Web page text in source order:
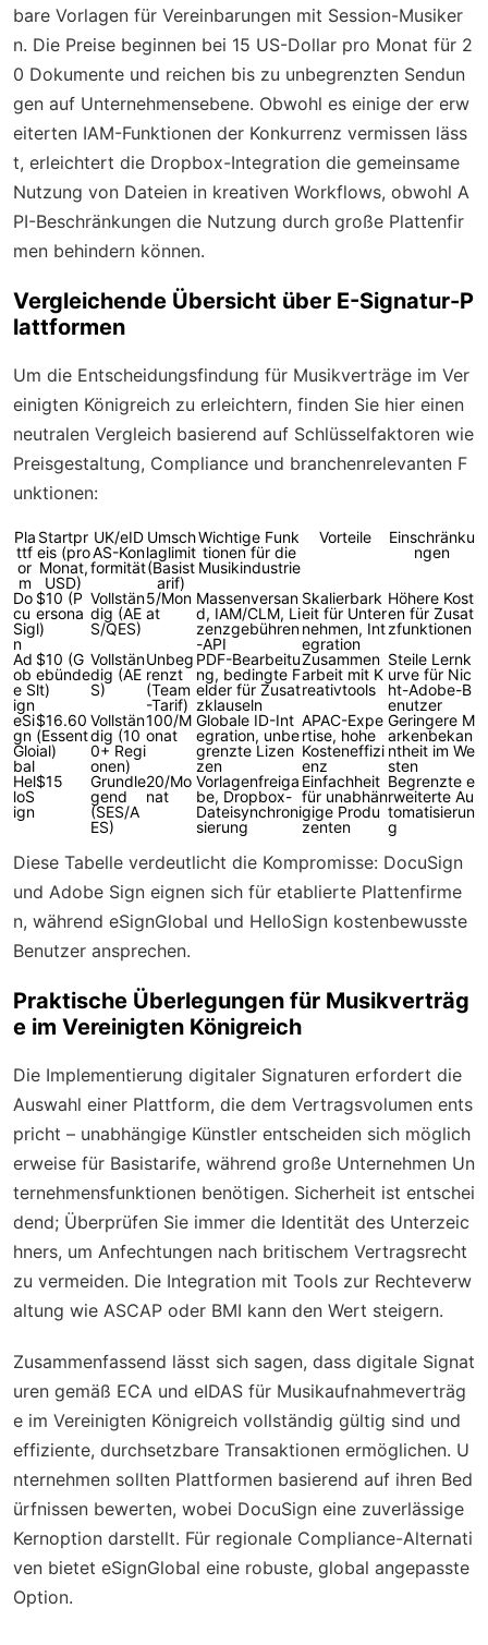
bare Vorlagen für Vereinbarungen mit Session-Musiker
n. Die Preise beginnen bei 15 US-Dollar pro Monat für 2
0 Dokumente und reichen bis zu unbegrenzten Sendun
gen auf Unternehmensebene. Obwohl es einige der erw
eiterten IAM-Funktionen der Konkurrenz vermissen läss
t, erleichtert die Dropbox-Integration die gemeinsame
Nutzung von Dateien in kreativen Workflows, obwohl A
PI-Beschränkungen die Nutzung durch große Plattenfir
men behindern können.
Vergleichende Übersicht über E-Signatur-P
lattformen
Um die Entscheidungsfindung für Musikverträge im Ver
einigten Königreich zu erleichtern, finden Sie hier einen
neutralen Vergleich basierend auf Schlüsselfaktoren wie
Preisgestaltung, Compliance und branchenrelevanten F
unktionen:
Pla
ttf
or
m
Startpr
eis (pro
Monat,
USD)
UK/eID
AS-Kon
formität
Umsch
laglimit
(Basist
arif)
Wichtige Funk
tionen für die
Musikindustrie
Vorteile
Einschränku
ngen
Do
cu
Sig
n
$10 (P
ersona
l)
Vollstän
dig (AE
S/QES)
5/Mon
at
Massenversan
d, IAM/CLM, Li
zenzgebühren
-API
Skalierbark
eit für Unter
nehmen, Int
egration
Höhere Kost
en für Zusat
zfunktionen
Ad
ob
e S
ign
$10 (G
ebünde
lt)
Vollstän
dig (AE
S)
Unbeg
renzt
(Team
-Tarif)
PDF-Bearbeitu
ng, bedingte F
elder für Zusat
zklauseln
Zusammen
arbeit mit K
reativtools
Steile Lernk
urve für Nic
ht-Adobe-B
enutzer
eSi
gn
Glo
bal
$16.60
(Essent
ial)
Vollstän
dig (10
0+ Regi
onen)
100/M
onat
Globale ID-Int
egration, unbe
grenzte Lizen
zen
APAC-Expe
rtise, hohe
Kosteneffizi
enz
Geringere M
arkenbekan
ntheit im We
sten
Hel
loS
ign
$15
Grundle
gend
(SES/A
ES)
20/Mo
nat
Vorlagenfreiga
be, Dropbox-
Dateisynchroni
sierung
Einfachheit
für unabhän
gige Produ
zenten
Begrenzte e
rweiterte Au
tomatisierun
g
Diese Tabelle verdeutlicht die Kompromisse: DocuSign
und Adobe Sign eignen sich für etablierte Plattenfirme
n, während eSignGlobal und HelloSign kostenbewusste
Benutzer ansprechen.
Praktische Überlegungen für Musikverträg
e im Vereinigten Königreich
Die Implementierung digitaler Signaturen erfordert die
Auswahl einer Plattform, die dem Vertragsvolumen ents
pricht – unabhängige Künstler entscheiden sich möglich
erweise für Basistarife, während große Unternehmen Un
ternehmensfunktionen benötigen. Sicherheit ist entschei
dend; Überprüfen Sie immer die Identität des Unterzeic
hners, um Anfechtungen nach britischem Vertragsrecht
zu vermeiden. Die Integration mit Tools zur Rechteverw
altung wie ASCAP oder BMI kann den Wert steigern.
Zusammenfassend lässt sich sagen, dass digitale Signat
uren gemäß ECA und eIDAS für Musikaufnahmeverträg
e im Vereinigten Königreich vollständig gültig sind und
effiziente, durchsetzbare Transaktionen ermöglichen. U
nternehmen sollten Plattformen basierend auf ihren Bed
ürfnissen bewerten, wobei DocuSign eine zuverlässige
Kernoption darstellt. Für regionale Compliance-Alternati
ven bietet eSignGlobal eine robuste, global angepasste
Option.